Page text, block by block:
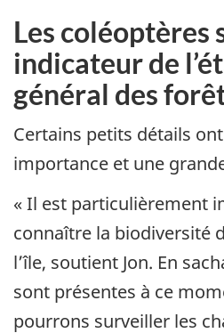
Les coléoptères
indicateur de
général des
Certains petits détails
importance et une
« Il est particulièrement
connaître la biodiversité
l’île, soutient Jon. En
sont présentes à ce
pourrons surveiller les